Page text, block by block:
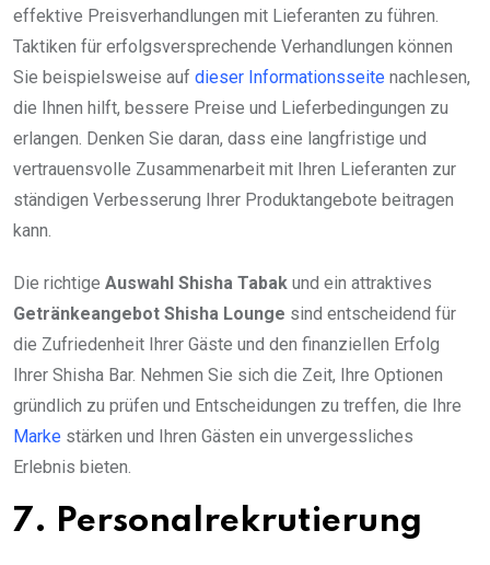
effektive Preisverhandlungen mit Lieferanten zu führen.
Taktiken für erfolgsversprechende Verhandlungen können
Sie beispielsweise auf dieser Informationsseite nachlesen,
die Ihnen hilft, bessere Preise und Lieferbedingungen zu
erlangen. Denken Sie daran, dass eine langfristige und
vertrauensvolle Zusammenarbeit mit Ihren Lieferanten zur
ständigen Verbesserung Ihrer Produktangebote beitragen
kann.
Die richtige Auswahl Shisha Tabak und ein attraktives
Getränkeangebot Shisha Lounge sind entscheidend für
die Zufriedenheit Ihrer Gäste und den finanziellen Erfolg
Ihrer Shisha Bar. Nehmen Sie sich die Zeit, Ihre Optionen
gründlich zu prüfen und Entscheidungen zu treffen, die Ihre
Marke stärken und Ihren Gästen ein unvergessliches
Erlebnis bieten.
7. Personalrekrutierung